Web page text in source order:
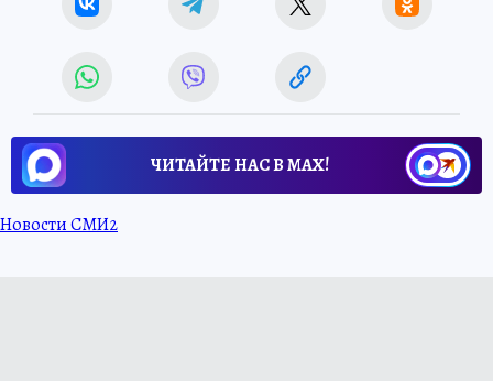
ЧИТАЙТЕ НАС В МАХ!
Новости СМИ2